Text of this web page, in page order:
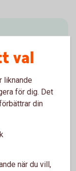
vi dig.
val
liknande
för dig. Det
din
när du vill,